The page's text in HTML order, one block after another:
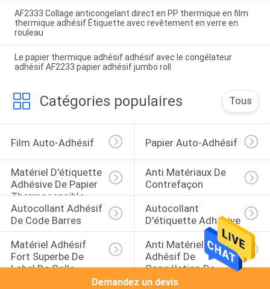
AF2333 Collage anticongelant direct en PP thermique en film
thermique adhésif Étiquette avec revêtement en verre en
rouleau
Le papier thermique adhésif adhésif avec le congélateur
adhésif AF2233 papier adhésif jumbo roll
Catégories populaires Tous
Film Auto-Adhésif Papier Auto-Adhésif
Matériel D'étiquette
Adhésive De Papier
Thermosensible
Anti Matériaux De
Contrefaçon
Autocollant Adhésif
De Code Barres
Autocollant
D'étiquette Adhésive
Matériel Adhésif
Fort Superbe De
Label De Colle
Anti Matériel
Adhésif De
Congélation De
Label De Colle
Demandez un devis